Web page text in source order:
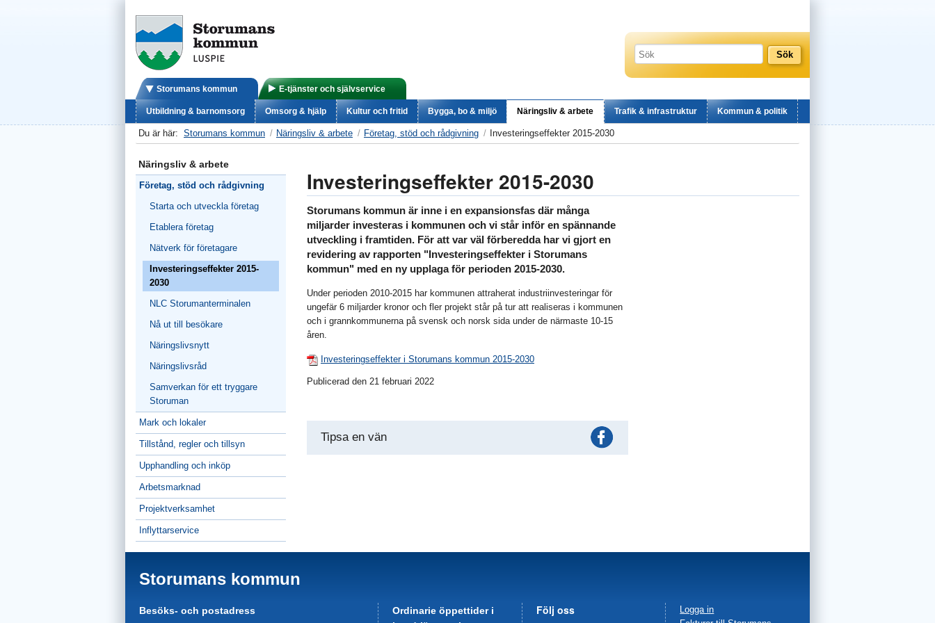
Storumans kommun E-tjänster och självservice
Utbildning & barnomsorg Omsorg & hjälp Kultur och fritid Bygga, bo & miljö Näringsliv & arbete Trafik & infrastruktur Kommun & politik
Du är här: Storumans kommun Näringsliv & arbete Företag, stöd och rådgivning Investeringseffekter 2015-2030
Näringsliv & arbete
Företag, stöd och rådgivning
Starta och utveckla företag
Etablera företag
Nätverk för företagare
Investeringseffekter 2015-
2030
NLC Storumanterminalen
Nå ut till besökare
Näringslivsnytt
Näringslivsråd
Samverkan för ett tryggare
Storuman
Mark och lokaler
Tillstånd, regler och tillsyn
Upphandling och inköp
Arbetsmarknad
Projektverksamhet
Inflyttarservice
Investeringseffekter 2015-2030
Storumans kommun är inne i en expansionsfas där många
miljarder investeras i kommunen och vi står inför en spännande
utveckling i framtiden. För att var väl förberedda har vi gjort en
revidering av rapporten "Investeringseffekter i Storumans
kommun" med en ny upplaga för perioden 2015-2030.
Under perioden 2010-2015 har kommunen attraherat industriinvesteringar för
ungefär 6 miljarder kronor och fler projekt står på tur att realiseras i kommunen
och i grannkommunerna på svensk och norsk sida under de närmaste 10-15
åren.
Investeringseffekter i Storumans kommun 2015-2030
Publicerad den 21 februari 2022
Tipsa en vän
Storumans kommun
Besöks- och postadress
Ordinarie öppettider i
Följ oss
Logga in